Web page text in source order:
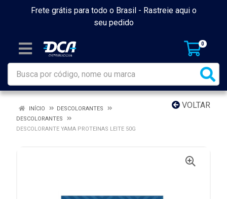
Frete grátis para todo o Brasil - Rastreie aqui o
seu pedido
0
VOLTAR
INÍCIO
DESCOLORANTES
DESCOLORANTES
DESCOLORANTE YAMA PROTEINAS LEITE 50G